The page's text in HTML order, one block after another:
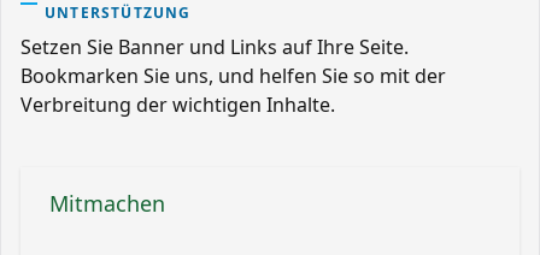
UNTERSTÜTZUNG
Setzen Sie Banner und Links auf Ihre Seite.
Bookmarken Sie uns, und helfen Sie so mit der
Verbreitung der wichtigen Inhalte.
Mitmachen